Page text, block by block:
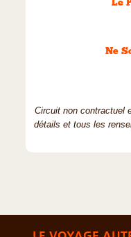
Le
Ne
Circuit non contractuel
détails et tous les